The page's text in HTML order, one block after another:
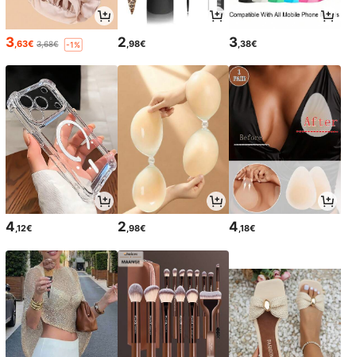
3,63€ 3,68€ -1% 2,98€ 3,38€
4,12€ 2,98€ 4,18€